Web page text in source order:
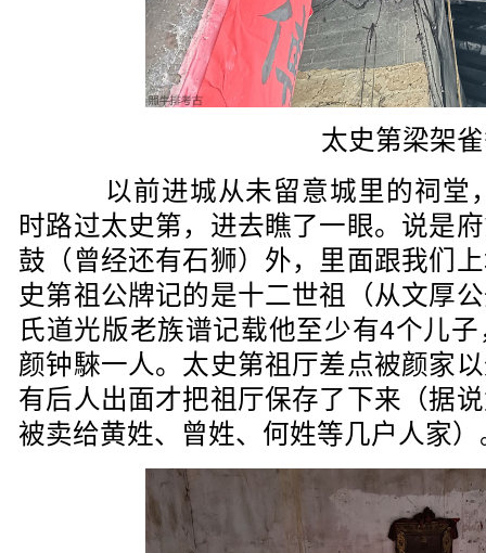
太史第梁架
以前进城从未留意城里的祠堂
时路过太史第，进去瞧了一眼。说是
鼓（曾经还有石狮）外，里面跟我们
史第祖公牌记的是十二世祖（从文厚
氏道光版老族谱记载他至少有4个儿
颜钟騋一人。太史第祖厅差点被颜家
有后人出面才把祖厅保存了下来（据
被卖给黄姓、曾姓、何姓等几户人家）